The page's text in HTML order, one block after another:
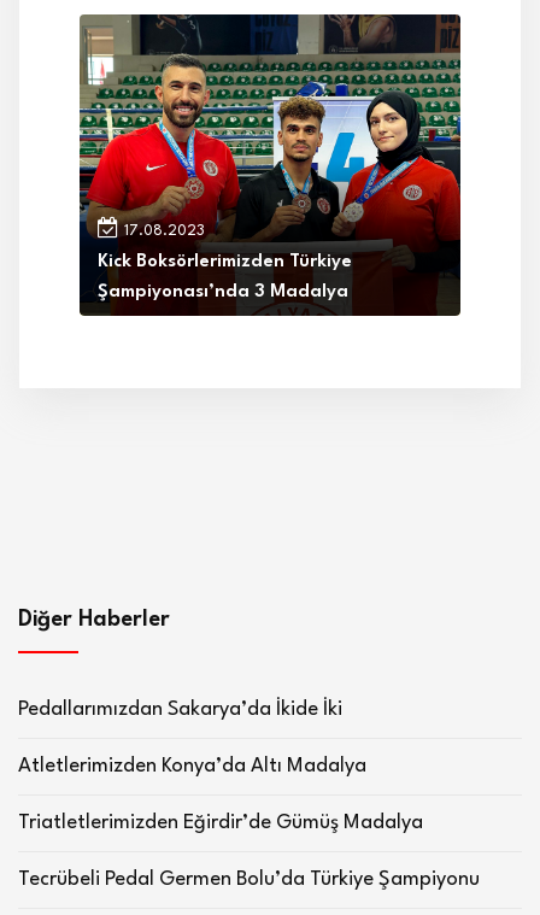
17.08.2023
Kick Boksörlerimizden Türkiye
Şampiyonası’nda 3 Madalya
Diğer Haberler
Pedallarımızdan Sakarya’da İkide İki
Atletlerimizden Konya’da Altı Madalya
Triatletlerimizden Eğirdir’de Gümüş Madalya
Tecrübeli Pedal Germen Bolu’da Türkiye Şampiyonu